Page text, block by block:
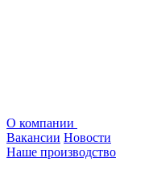
О компании
Вакансии Новости
Наше производство